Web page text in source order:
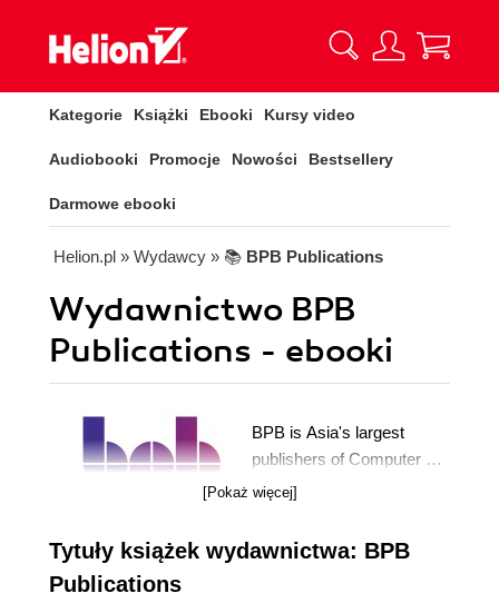
Kategorie Książki Ebooki Kursy video
Audiobooki Promocje Nowości Bestsellery
Darmowe ebooki
Helion.pl » Wydawcy » 📚 BPB Publications
Wydawnictwo BPB
Publications - ebooki
BPB is Asia's largest
publishers of Computer &
IT books. For the last 63
friend, philosopher and guide for programmers,
developers, hardware technicians, IT Professionals
who have made things happen in the IT World.
[Pokaż więcej]
Tytuły książek wydawnictwa: BPB
Publications